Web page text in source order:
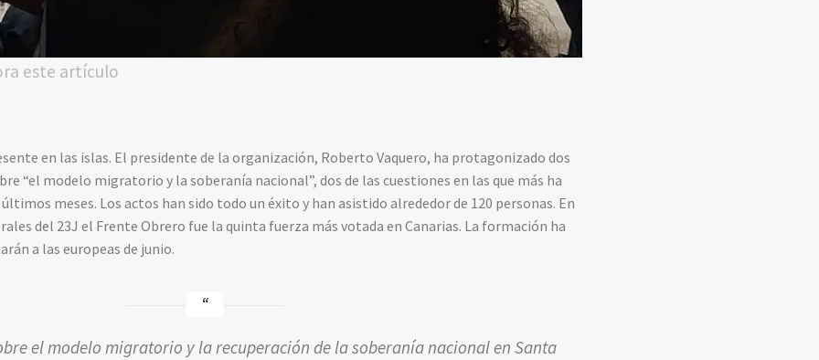
este artículo
en las islas. El presidente de la organización, Roberto Vaquero, ha protagonizado dos
“el modelo migratorio y la soberanía nacional”, dos de las cuestiones en las que más ha
meses. Los actos han sido todo un éxito y han asistido alrededor de 120 personas. En
del 23J el Frente Obrero fue la quinta fuerza más votada en Canarias. La formación ha
a las europeas de junio.
el modelo migratorio y la recuperación de la soberanía nacional en Santa